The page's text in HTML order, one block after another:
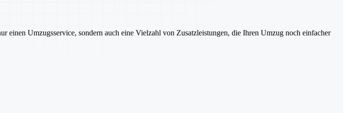
Umzugsservice, sondern auch eine Vielzahl von Zusatzleistungen, die Ihren Umzug noch einfacher